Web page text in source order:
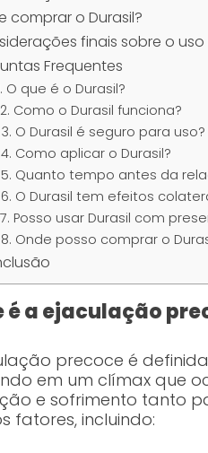
comprar o Durasil?
finais sobre o uso
Frequentes
O que é o Durasil?
2. Como o Durasil funciona?
3. O Durasil é seguro para uso?
4. Como aplicar o Durasil?
5. Quanto tempo antes da
6. O Durasil tem efeitos
7. Posso usar Durasil com
8. Onde posso comprar o
é a ejaculação
precoce é
em um clímax que
e sofrimento tanto
fatores, incluindo: